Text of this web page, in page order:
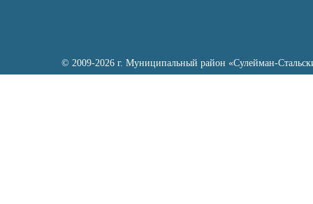
© 2009-2026 г. Муниципальный район «Сулейман-